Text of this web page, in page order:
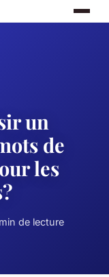
un
de
les
de lecture